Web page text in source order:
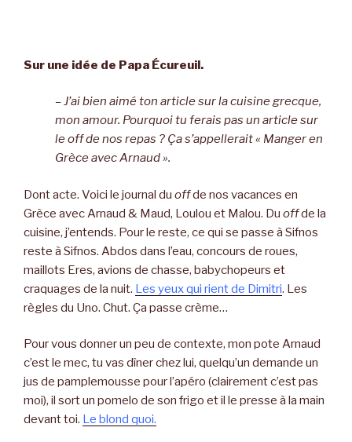
Sur une idée de Papa Écureuil.
– J’ai bien aimé ton article sur la cuisine grecque,
mon amour. Pourquoi tu ferais pas un article sur
le off de nos repas ? Ça s’appellerait « Manger en
Grèce avec Arnaud ».
Dont acte. Voici le journal du offde nos vacances en
Grèce avec Arnaud & Maud, Loulou et Malou. Du offde la
cuisine, j’entends. Pour le reste, ce qui se passe à Sifnos
reste à Sifnos. Abdos dans l’eau, concours de roues,
maillots Eres, avions de chasse, babychopeurs et
craquages de la nuit. Les yeux qui rient de Dimitri. Les
règles du Uno. Chut. Ça passe crème…
Pour vous donner un peu de contexte, mon pote Arnaud
c’est le mec, tu vas dîner chez lui, quelqu’un demande un
jus de pamplemousse pour l’apéro (clairement c’est pas
moi), il sort un pomelo de son frigo et il le presse à la main
devant toi. Le blond quoi.